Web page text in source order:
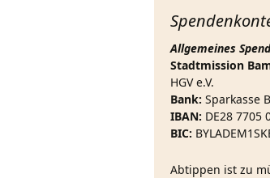
Allgemeines
Stadtmission
HGV e.V.
Bank: Sparkasse
IBAN: DE28 7705
BIC:
Abtippen ist zu